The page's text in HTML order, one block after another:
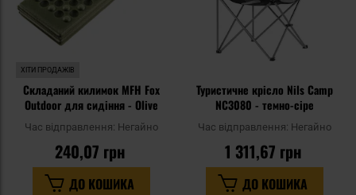
ХІТИ ПРОДАЖІВ
Складаний килимок MFH Fox
Outdoor для сидіння - Olive
Час відправлення: Негайно
240,07 грн
ДО КОШИКА
Туристичне крісло Nils Camp
NC3080 - темно-сіре
Час відправлення: Негайно
1 311,67 грн
ДО КОШИКА